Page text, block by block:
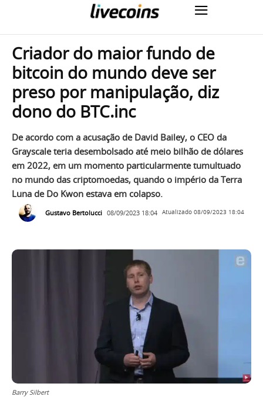
Criador do maior fundo de
bitcoin do mundo deve ser
preso por manipulação, diz
dono do BTC.inc
De acordo com a acusação de David Bailey, o CEO da
Grayscale teria desembolsado até meio bilhão de dólares
em 2022, em um momento particularmente tumultuado
no mundo das criptomoedas, quando o império da Terra
Luna de Do Kwon estava em colapso.
Gustavo Bertolucci 08/09/2023 18:04 Atualizado 08/09/2023 18:04
Barry Silbert